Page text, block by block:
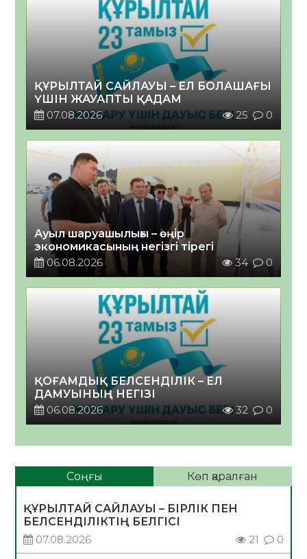
ҚҰРЫЛТАЙ САЙЛАУЫ – ЕЛ БОЛАШАҒЫ
ҮШІН ЖАУАПТЫ ҚАДАМ
07.08.2026
25 0
Ауыл шаруашылығы – өңір
экономикасының негізгі тірегі
06.08.2026
34 0
ҚОҒАМДЫҚ БЕЛСЕНДІЛІК – ЕЛ
ДАМУЫНЫҢ НЕГІЗІ
06.08.2026
32 0
Соңғы Көп қаралған
ҚҰРЫЛТАЙ САЙЛАУЫ – БІРЛІК ПЕН
БЕЛСЕНДІЛІКТІҢ БЕЛГІСІ
07.08.2026
21 0